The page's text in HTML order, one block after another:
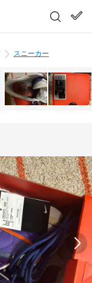
スニーカー